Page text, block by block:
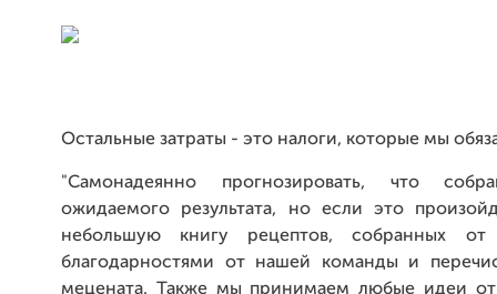
Остальные затраты - это налоги, которые мы
"Самонадеянно прогнозировать, что
ожидаемого результата, но если это
небольшую книгу рецептов, собранных
благодарностями от нашей команды и
мецената. Также мы принимаем любые идеи от